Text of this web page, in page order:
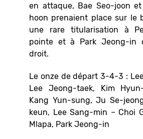
en attaque, Bae Seo-joon
hoon prenaient place sur le
une rare titularisation à
pointe et à Park Jeong-in
droit.
Le onze de départ 3-4-3 :
Lee Jeong-taek, Kim
Kang Yun-sung, Ju Se-
keun, Lee Sang-min – Choi
Mlapa, Park Jeong-in